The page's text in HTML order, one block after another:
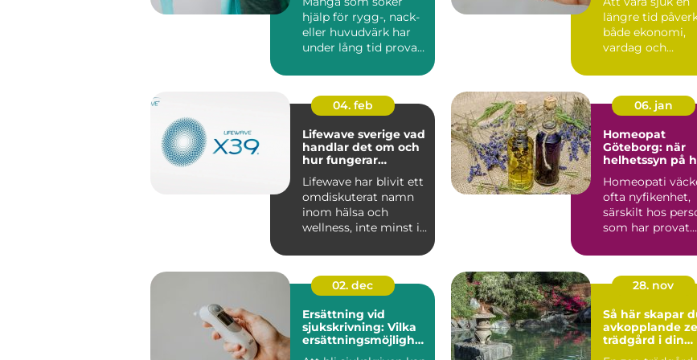
hjälp för rygg-, nack-
eller huvudvärk har
under lång tid provat
längre tid
både ekonomi,
vardag och
vet ungefär hur
04. feb
Lifewave sverige vad
handlar det om och
hur fungerar
Lifewave har blivit ett
omdiskuterat namn
inom hälsa och
wellness, inte minst i
06. jan
Homeopat
Göteborg: när
helhetssyn på
Homeopati
ofta nyfikenhet,
särskilt hos
som har provat
02. dec
Ersättning vid
sjukskrivning: Vilka
ersättningsmöjlighet
28. nov
Så här skapar
avkopplande
trädgård i din